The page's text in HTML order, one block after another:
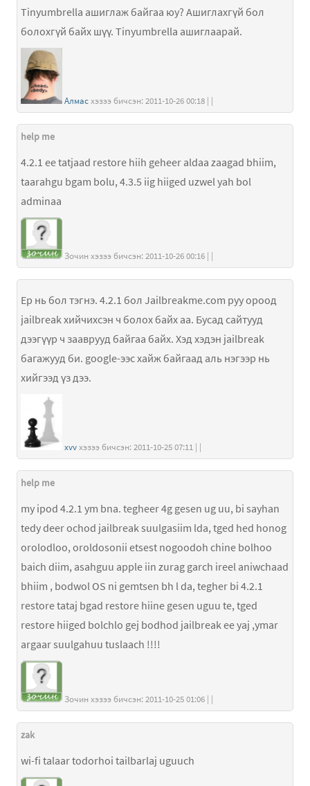
Tinyumbrella ашиглаж байгаа юу? Ашиглахгүй бол
болохгүй байх шүү. Tinyumbrella ашиглаарай.
Алмас хэзээ бичсэн: 2011-10-26 00:18 | |
help me
4.2.1 ee tatjaad restore hiih geheer aldaa zaagad bhiim,
taarahgu bgam bolu, 4.3.5 iig hiiged uzwel yah bol
adminaa
Зочин хэзээ бичсэн: 2011-10-26 00:16 | |
Ер нь бол тэгнэ. 4.2.1 бол Jailbreakme.com руу ороод
jailbreak хийчихсэн ч болох байх аа. Бусад сайтууд
дээгүүр ч зааврууд байгаа байх. Хэд хэдэн jailbreak
багажууд би. google-ээс хайж байгаад аль нэгээр нь
хийгээд үз дээ.
xvv хэзээ бичсэн: 2011-10-25 07:11 | |
help me
my ipod 4.2.1 ym bna. tegheer 4g gesen ug uu, bi sayhan
tedy deer ochod jailbreak suulgasiim lda, tged hed honog
orolodloo, oroldosonii etsest nogoodoh chine bolhoo
baich diim, asahguu apple iin zurag garch ireel aniwchaad
bhiim , bodwol OS ni gemtsen bh l da, tegher bi 4.2.1
restore tataj bgad restore hiine gesen uguu te, tged
restore hiiged bolchlo gej bodhod jailbreak ee yaj ,ymar
argaar suulgahuu tuslaach !!!!
Зочин хэзээ бичсэн: 2011-10-25 01:06 | |
zak
wi-fi talaar todorhoi tailbarlaj uguuch